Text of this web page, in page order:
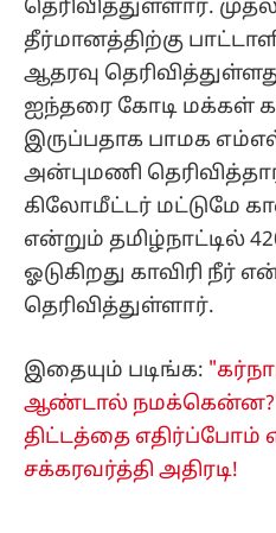
தெரிவித்துள்ளார்.
தீர்மானத்திற்கு
ஆதரவு
ஐந்தரை கோடி மக்கள்
இருப்பதாக பாமக
அன்புமணி
கிலோமீட்டர் மட்டுமே
என்றும் தமிழ்நாட்டில்
ஓடுகிறது காவிரி நீர்
தெரிவித்துள்ளார்.
இதையும் படிங்க:
ஆண்டால் நமக்கென்ன?"
திட்டத்தை எதிர்ப்போம்
சக்கரவர்த்தி அதிரடி!